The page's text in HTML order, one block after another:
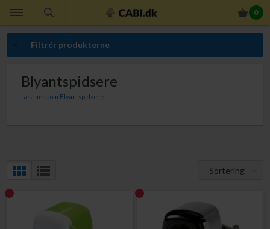
0
Filtrér produkterne
Blyantspidsere
Læs mere om Blyantspidsere
Sortering